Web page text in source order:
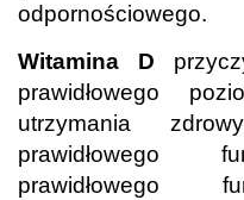
odpornościowego.
Witamina D
prawidłowego
utrzymania
prawidłowego
prawidłowego